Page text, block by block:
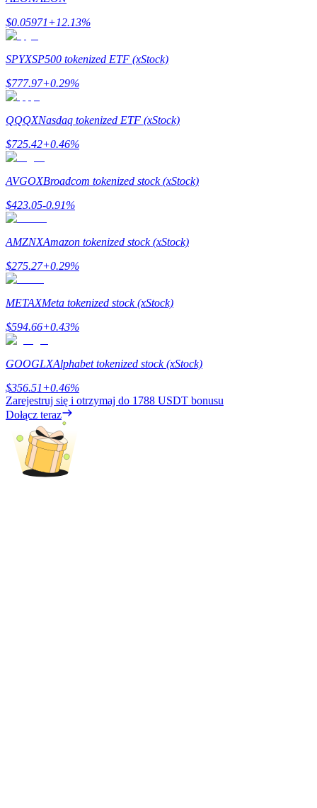
Polecaj
Zaproś przyjaciela, aby otrzymać nagrody pieniężne
Deposit & Trade BTC to Share 25000 USDT prize pool!
Deposit CASHCAT & Win
Share 500000 CASHCAT prize pool
$0.05971+12.13%
SPYXSP500 tokenized ETF (xStock)
$777.97+0.29%
QQQXNasdaq tokenized ETF (xStock)
$725.42+0.46%
AVGOXBroadcom tokenized stock (xStock)
$423.05-0.91%
AMZNXAmazon tokenized stock (xStock)
$275.27+0.29%
METAXMeta tokenized stock (xStock)
$594.66+0.43%
GOOGLXAlphabet tokenized stock (xStock)
$356.51+0.46%
Zarejestruj się i otrzymaj do 1788 USDT bonusu
Dołącz teraz